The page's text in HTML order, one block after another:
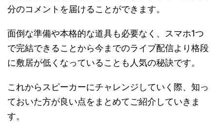
分のコメントを届けることができます。
面倒な準備や本格的な道具も必要なく、スマホ1つ
で完結できることから今までのライブ配信より格段
に敷居が低くなっていることも人気の秘訣です。
これからスピーカーにチャレンジしていく際、知っ
ておいた方が良い点をまとめてご紹介していきま
す。